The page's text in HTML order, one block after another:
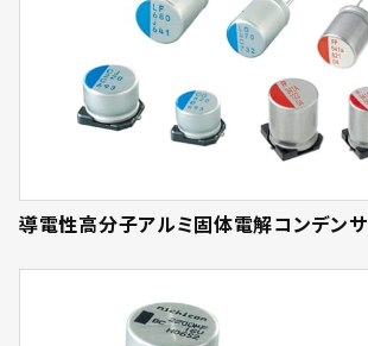
導電性高分子アルミ固体電解コンデンサ